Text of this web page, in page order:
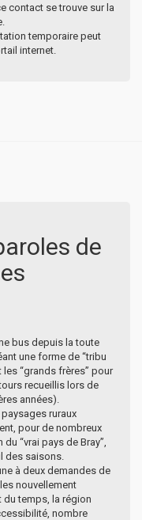
contact se trouve sur la
temporaire peut
internet.
de
bus depuis la toute
une forme de “tribu
“grands frères” pour
recueillis lors de
années).
ruraux
pour de nombreux
“vrai pays de Bray”,
des saisons.
à deux demandes de
nouvellement
du temps, la région
nombre